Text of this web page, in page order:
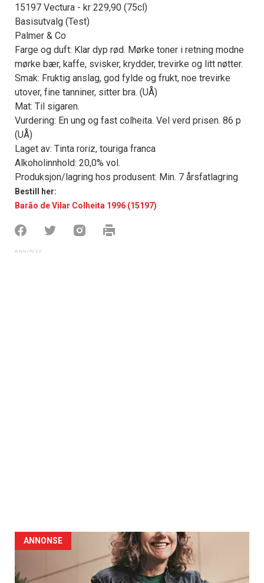
15197 Vectura - kr 229,90 (75cl)
Basisutvalg (Test)
Palmer & Co
Farge og duft: Klar dyp rød. Mørke toner i retning modne
mørke bær, kaffe, svisker, krydder, trevirke og litt nøtter.
Smak: Fruktig anslag, god fylde og frukt, noe trevirke
utover, fine tanniner, sitter bra. (UÅ)
Mat: Til sigaren.
Vurdering: En ung og fast colheita. Vel verd prisen. 86 p
(UÅ)
Laget av: Tinta roriz, touriga franca
Alkoholinnhold: 20,0% vol.
Produksjon/lagring hos produsent: Min. 7 årsfatlagring
Bestill her:
Barão de Vilar Colheita 1996 (15197)
ANNONSE